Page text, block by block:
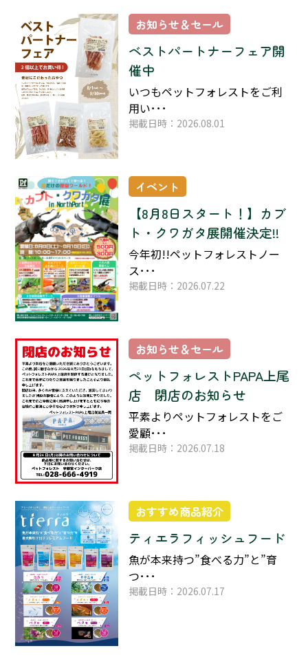
お知らせ＆セール
ベストパートナーフェア開
催中
いつもペットフォレストをご利
用い･･･
掲載日時：2026.08.01
イベント
【8月8日スタート！】カブ
ト・クワガタ展開催決定!!
今年初!!ペットフォレストノー
ス･･･
掲載日時：2026.07.22
お知らせ＆セール
ペットフォレストPAPA上尾
店 閉店のお知らせ
平素よりペットフォレストをご
愛顧･･･
掲載日時：2026.07.18
おすすめ商品紹介
ティエラフィッシュフード
魚が本来持つ”食べる力”と”育
つ･･･
掲載日時：2026.07.17